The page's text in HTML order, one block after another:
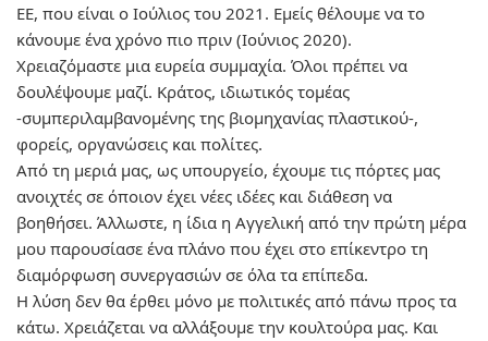
ΕΕ, που είναι ο Ιούλιος του 2021. Εμείς θέλουμε να το
κάνουμε ένα χρόνο πιο πριν (Ιούνιος 2020).
Χρειαζόμαστε μια ευρεία συμμαχία. Όλοι πρέπει να
δουλέψουμε μαζί. Κράτος, ιδιωτικός τομέας
-συμπεριλαμβανομένης της βιομηχανίας πλαστικού-,
φορείς, οργανώσεις και πολίτες.
Από τη μεριά μας, ως υπουργείο, έχουμε τις πόρτες μας
ανοιχτές σε όποιον έχει νέες ιδέες και διάθεση να
βοηθήσει. Άλλωστε, η ίδια η Αγγελική από την πρώτη μέρα
μου παρουσίασε ένα πλάνο που έχει στο επίκεντρο τη
διαμόρφωση συνεργασιών σε όλα τα επίπεδα.
Η λύση δεν θα έρθει μόνο με πολιτικές από πάνω προς τα
κάτω. Χρειάζεται να αλλάξουμε την κουλτούρα μας. Και